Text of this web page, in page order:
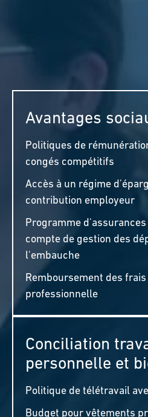
Adresse
SAUVEGARDER
Avantages
Politiques de
congés compétitifs
Accès à un régime
contribution employeur
Programme
compte de gestion des
l'embauche
Remboursement des
professionnelle
Conciliation
personnelle et
Politique de télétravail
Budget pour vêtements